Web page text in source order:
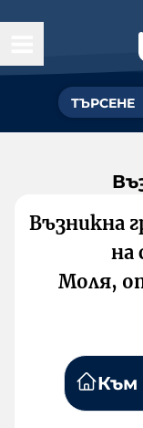
Възникна
на
Моля,
Към